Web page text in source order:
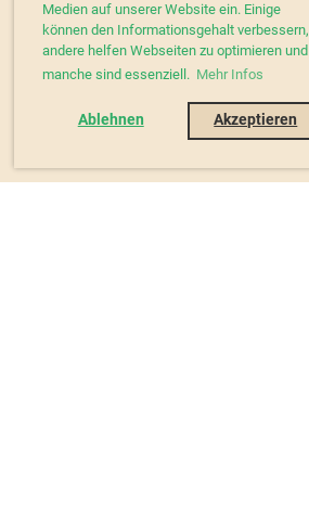
Medien auf unserer Website ein. Einige
können den Informationsgehalt verbessern,
andere helfen Webseiten zu optimieren und
manche sind essenziell. Mehr Infos
Ablehnen Akzeptieren